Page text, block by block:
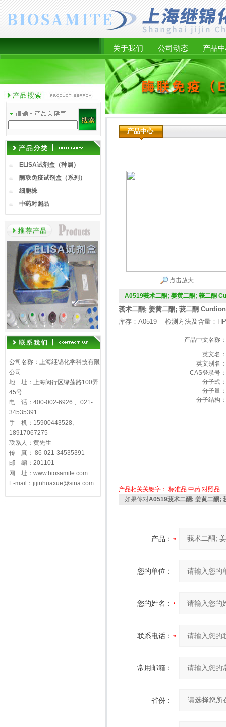
关于我们 公司动态 产品
ELISA试剂盒（种属）
酶联免疫试剂盒（系列）
细胞株
中药对照品
公司名称：上海继锦化学科技有限
公司
地 址：上海闵行区绿莲路100弄
45号
电 话：400-002-6926 、021-
34535391
手 机：15900443528、
18917067275
联系人：黄先生
传 真： 86-021-34535391
邮 编：201101
网 址：www.biosamite.com
E-mail：jijinhuaxue@sina.com
产品中心
点击放大
A0519莪术二酮; 姜黄二酮; 莪二酮
莪术二酮; 姜黄二酮; 莪二酮
库存：A0519 检测方法及含量：
产品中文名称：
英文名：
英文别名：
CAS登录号：
分子式：
分子量：
分子结构：
产品相关关键字： 标准品 中药 对照品
如果你对A0519莪术二酮; 姜黄二酮;
产品：
您的单位：
您的姓名：
联系电话：
常用邮箱：
省份：